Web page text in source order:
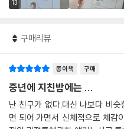
13
구매리뷰
종이책 구매
중년에 지친밤에는 ...
난 친구가 없다.대신 나보다 비
면 되어 가면서 신체적으로 체감